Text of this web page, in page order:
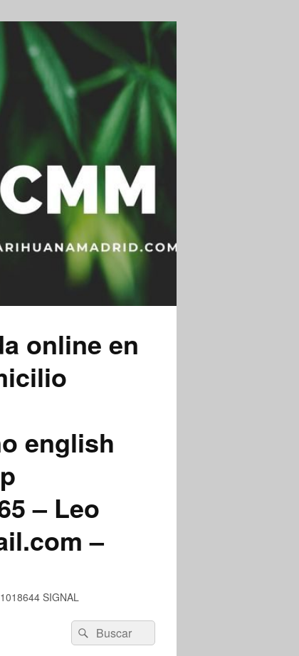
online en
english
– Leo
–
SIGNAL
Buscar
por:
Buscar